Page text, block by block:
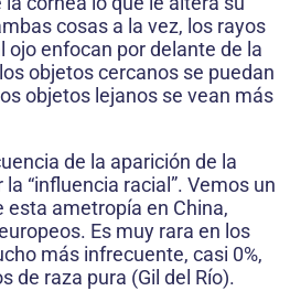
cosas a la vez, los rayos
ojo enfocan por delante de la
objetos cercanos se puedan
objetos lejanos se vean más
de la aparición de la
“influencia racial”. Vemos un
ametropía en China,
Es muy rara en los
más infrecuente, casi 0%,
de raza pura (Gil del Río).